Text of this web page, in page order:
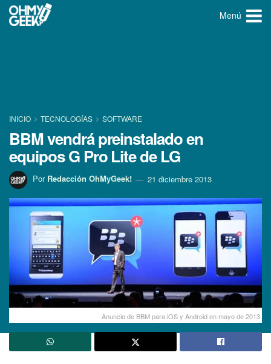
Menú
INICIO TECNOLOGÍ­AS SOFTWARE
BBM vendrá preinstalado en
equipos G Pro Lite de LG
Por Redacción OhMyGeek! 21 diciembre 2013
Anuncio de BBM para iOS y Android en mayo de 2013.